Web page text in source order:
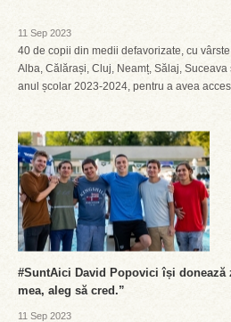
11 Sep 2023
40 de copii din medii defavorizate, cu
Alba, Călărași, Cluj, Neamț, Sălaj,
anul școlar 2023-2024, pentru a avea
#SuntAici David Popovici își donează
mea, aleg să cred.”
11 Sep 2023